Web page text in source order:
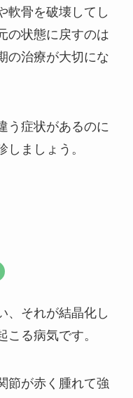
軟骨を破壊してし
の状態に戻すのは
の治療が大切にな
う症状があるのに
ましょう。
、それが結晶化し
る病気です。
節が赤く腫れて強